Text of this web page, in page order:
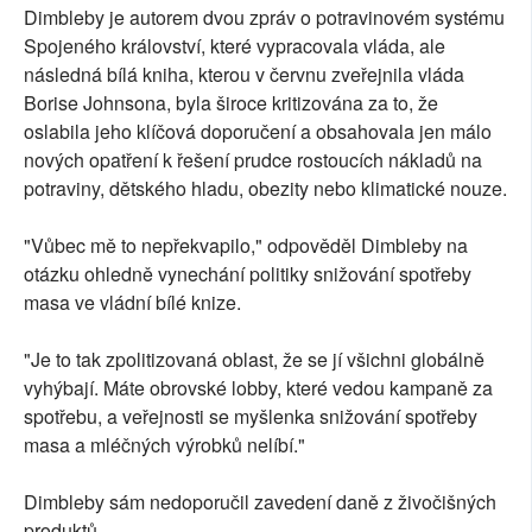
Dimbleby je autorem dvou zpráv o potravinovém systému
Spojeného království, které vypracovala vláda, ale
následná bílá kniha, kterou v červnu zveřejnila vláda
Borise Johnsona, byla široce kritizována za to, že
oslabila jeho klíčová doporučení a obsahovala jen málo
nových opatření k řešení prudce rostoucích nákladů na
potraviny, dětského hladu, obezity nebo klimatické nouze.
"Vůbec mě to nepřekvapilo," odpověděl Dimbleby na
otázku ohledně vynechání politiky snižování spotřeby
masa ve vládní bílé knize.
"Je to tak zpolitizovaná oblast, že se jí všichni globálně
vyhýbají. Máte obrovské lobby, které vedou kampaně za
spotřebu, a veřejnosti se myšlenka snižování spotřeby
masa a mléčných výrobků nelíbí."
Dimbleby sám nedoporučil zavedení daně z živočišných